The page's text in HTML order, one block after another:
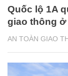
AN TOÀN GIAO
Quốc lộ 1A
giao thông